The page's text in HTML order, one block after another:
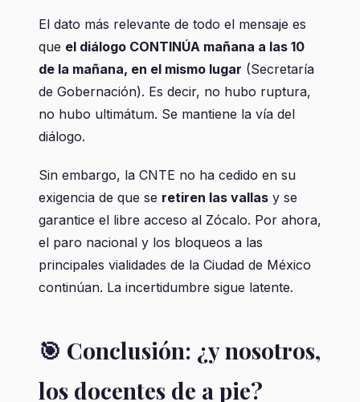
El dato más relevante de todo el mensaje es
que el diálogo CONTINÚA mañana a las 10
de la mañana, en el mismo lugar (Secretaría
de Gobernación). Es decir, no hubo ruptura,
no hubo ultimátum. Se mantiene la vía del
diálogo.
Sin embargo, la CNTE no ha cedido en su
exigencia de que se retiren las vallas y se
garantice el libre acceso al Zócalo. Por ahora,
el paro nacional y los bloqueos a las
principales vialidades de la Ciudad de México
continúan. La incertidumbre sigue latente.
🎯 Conclusión: ¿y nosotros,
los docentes de a pie?